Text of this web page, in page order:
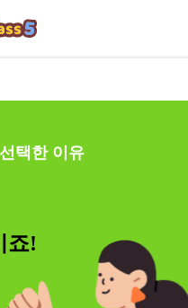
택한 이유
죠!